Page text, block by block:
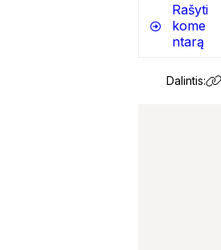
Rašyti
kome
ntarą
Dalintis: